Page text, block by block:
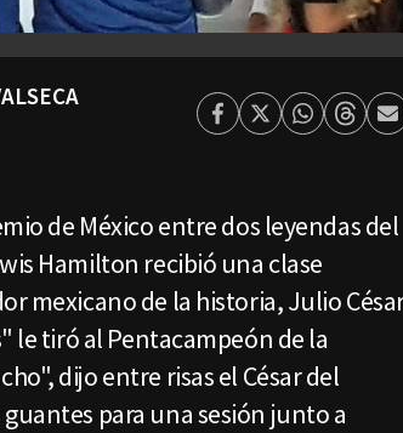
Facebook
TwitterWhatsapp
de México entre dos leyendas del
Hamilton recibió una clase
mexicano de la historia, Julio
le tiró al Pentacampeón de la
dijo entre risas el César del
para una sesión junto a